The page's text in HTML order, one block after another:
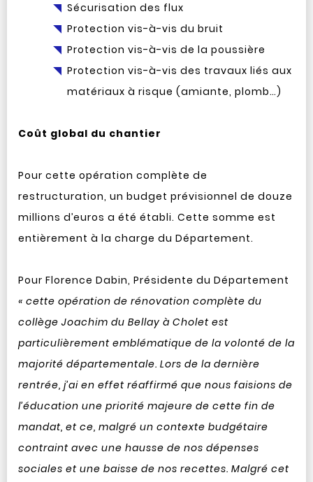
Sécurisation des flux
Protection vis-à-vis du bruit
Protection vis-à-vis de la poussière
Protection vis-à-vis des travaux liés aux
matériaux à risque (amiante, plomb…)
Coût global du chantier
Pour cette opération complète de
restructuration, un budget prévisionnel de douze
millions d’euros a été établi. Cette somme est
entièrement à la charge du Département.
Pour Florence Dabin, Présidente du Département
« cette opération de rénovation complète du
collège Joachim du Bellay à Cholet est
particulièrement emblématique de la volonté de la
majorité départementale. Lors de la dernière
rentrée, j’ai en effet réaffirmé que nous faisions de
l’éducation une priorité majeure de cette fin de
mandat, et ce, malgré un contexte budgétaire
contraint avec une hausse de nos dépenses
sociales et une baisse de nos recettes. Malgré cet